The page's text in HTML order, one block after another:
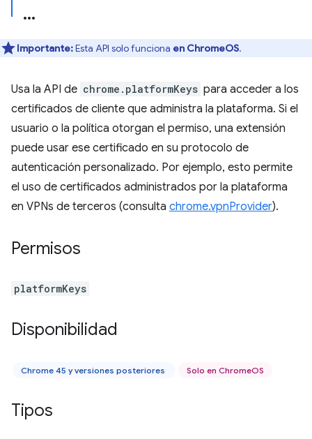
Importante:Esta API solo funciona en ChromeOS.
Usa la API de chrome.platformKeys para acceder a los
certificados de cliente que administra la plataforma. Si el
usuario o la política otorgan el permiso, una extensión
puede usar ese certificado en su protocolo de
autenticación personalizado. Por ejemplo, esto permite
el uso de certificados administrados por la plataforma
en VPNs de terceros (consulta chrome.vpnProvider).
Permisos
platformKeys
Disponibilidad
Chrome 45 y versiones posteriores Solo en ChromeOS
Tipos